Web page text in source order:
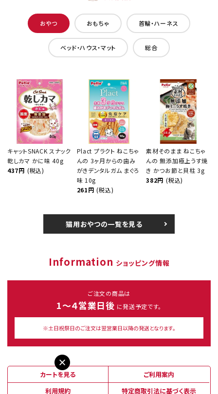
おやつ おもちゃ 首輪・ハーネス
ベッド・ハウス・マット 総合
キャットSNACK スナック
乾しカマ かに味 40g
437円 (税込)
Plact プラクト ねこちゃ
んの 3ヶ月からの歯み
がきデンタルガム まぐろ
味 10g
261円 (税込)
素材そのまま ねこちゃ
んの 無添加極上うす焼
き かつお節と貝柱 3g
382円 (税込)
猫用おやつの一覧を見る
Information ショッピング情報
ご注文の商品は
1～４営業日後 に発送予定です。
※土日祝祭日のご注文は翌営業日以降の発送となります。
カートを見る
ご利用案内
利用規約
特定商取引法に基づく表示